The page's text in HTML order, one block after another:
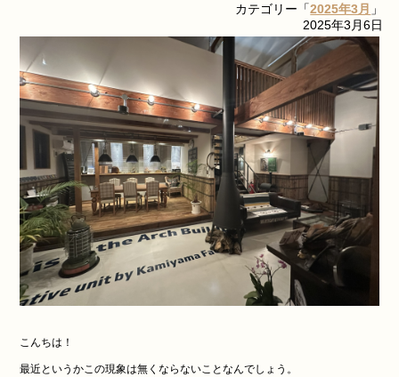
カテゴリー「2025年3月 」
2025年3月6日
こんちは！
最近というかこの現象は無くならないことなんでしょう。